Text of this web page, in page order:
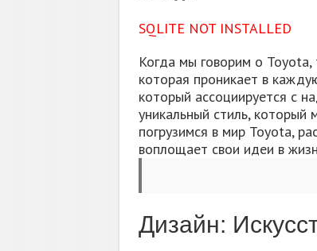
SQLITE NOT INSTALLED
Когда мы говорим о
которая проникает в
который ассоциируется с
уникальный стиль, который
погрузимся в мир Toyota,
воплощает свои идеи в
Дизайн: